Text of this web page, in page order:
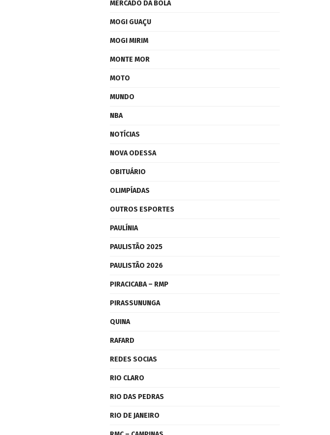
MERCADO DA BOLA
MOGI GUAÇU
MOGI MIRIM
MONTE MOR
MOTO
MUNDO
NBA
NOTÍCIAS
NOVA ODESSA
OBITUÁRIO
OLIMPÍADAS
OUTROS ESPORTES
PAULÍNIA
PAULISTÃO 2025
PAULISTÃO 2026
PIRACICABA – RMP
PIRASSUNUNGA
QUINA
RAFARD
REDES SOCIAS
RIO CLARO
RIO DAS PEDRAS
RIO DE JANEIRO